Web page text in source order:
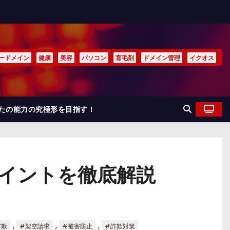
ドメイン 健康 美容 パソコン 育毛剤 ドメイン管理 イクオス
の能力の究極形を目指す！
ントを徹底解説
, #架空請求 , #被害防止 , #詐欺対策